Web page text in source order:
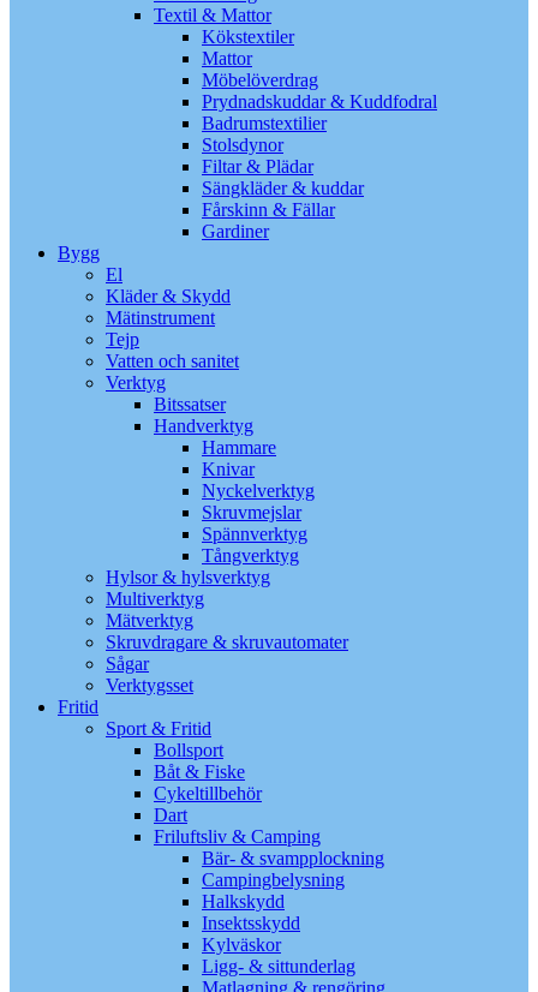
Textil & Mattor
Kökstextiler
Mattor
Möbelöverdrag
Prydnadskuddar & Kuddfodral
Badrumstextilier
Stolsdynor
Filtar & Plädar
Sängkläder & kuddar
Fårskinn & Fällar
Gardiner
Bygg
El
Kläder & Skydd
Mätinstrument
Tejp
Vatten och sanitet
Verktyg
Bitssatser
Handverktyg
Hammare
Knivar
Nyckelverktyg
Skruvmejslar
Spännverktyg
Tångverktyg
Hylsor & hylsverktyg
Multiverktyg
Mätverktyg
Skruvdragare & skruvautomater
Sågar
Verktygsset
Fritid
Sport & Fritid
Bollsport
Båt & Fiske
Cykeltillbehör
Dart
Friluftsliv & Camping
Bär- & svampplockning
Campingbelysning
Halkskydd
Insektsskydd
Kylväskor
Ligg- & sittunderlag
Matlagning & rengöring